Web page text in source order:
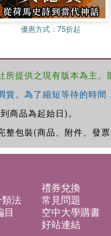
優惠方式：75折起
提供之現有版本為主
。為了縮短等待的時
商品為起始日)。
包裝(商品、附件、發
禮券兌換
法 常見問題
目 空中大學購書
好站連結